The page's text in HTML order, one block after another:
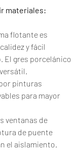
materiales:
flotante es
y fácil
El gres porcelánico
pinturas
para mayor
ventanas de
de puente
el aislamiento.